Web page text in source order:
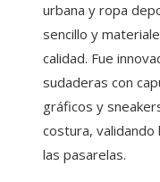
urbana y ropa
sencillo y
calidad. Fue
sudaderas con
gráficos y
costura,
las pasarelas.